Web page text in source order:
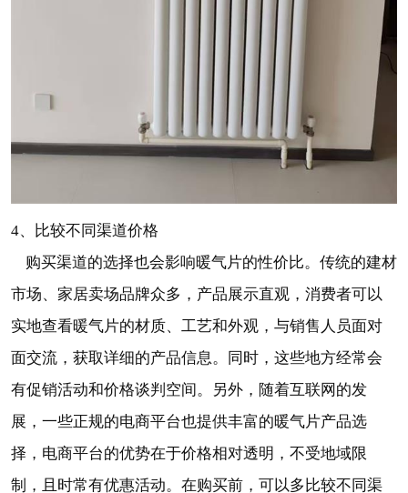
4、比较不同渠道价格
购买渠道的选择也会影响暖气片的性价比。传统的建材
市场、家居卖场品牌众多，产品展示直观，消费者可以
实地查看暖气片的材质、工艺和外观，与销售人员面对
面交流，获取详细的产品信息。同时，这些地方经常会
有促销活动和价格谈判空间。另外，随着互联网的发
展，一些正规的电商平台也提供丰富的暖气片产品选
择，电商平台的优势在于价格相对透明，不受地域限
制，且时常有优惠活动。在购买前，可以多比较不同渠